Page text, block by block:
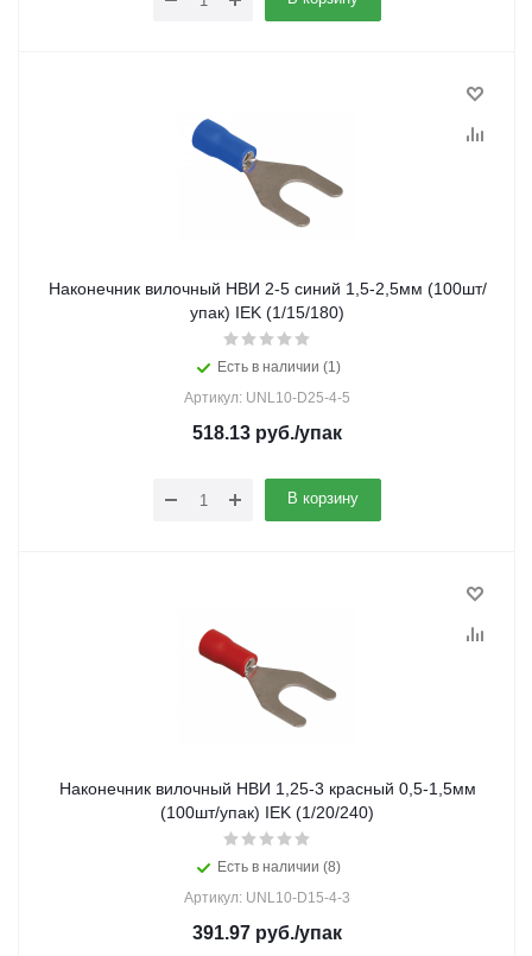
Наконечник вилочный НВИ 2-5 синий 1,5-2,5мм (100шт/
упак) IEK (1/15/180)
Есть в наличии (1)
Артикул: UNL10-D25-4-5
518.13 руб./упак
В корзину
Наконечник вилочный НВИ 1,25-3 красный 0,5-1,5мм
(100шт/упак) IEK (1/20/240)
Есть в наличии (8)
Артикул: UNL10-D15-4-3
391.97 руб./упак